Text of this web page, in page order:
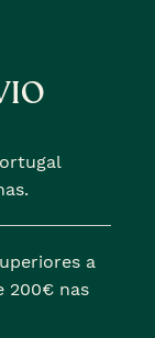
a
200€ nas